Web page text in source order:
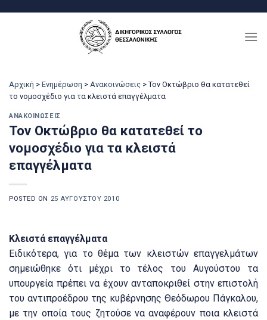
Αρχική > Ενημέρωση > Ανακοινώσεις > Τον Οκτώβριο θα κατατεθεί
το νομοσχέδιο για τα κλειστά επαγγέλματα
ΑΝΑΚΟΙΝΏΣΕΙΣ
Τον Οκτώβριο θα κατατεθεί το
νομοσχέδιο για τα κλειστά
επαγγέλματα
POSTED ON 25 ΑΥΓΟΎΣΤΟΥ 2010
Κλειστά επαγγέλματα
Ειδικότερα, για το θέμα των κλειστών επαγγελμάτων
σημειώθηκε ότι μέχρι το τέλος του Αυγούστου τα
υπουργεία πρέπει να έχουν ανταποκριθεί στην επιστολή
του αντιπροέδρου της κυβέρνησης Θεόδωρου Πάγκαλου,
με την οποία τους ζητούσε να αναφέρουν ποια κλειστά